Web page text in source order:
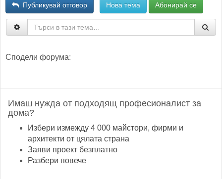
Публикувай отговор Нова тема Абонирай се
Сподели форума:
Имаш нужда от подходящ професионалист за
дома?
Избери измежду 4 000 майстори, фирми и
архитекти от цялата страна
Заяви проект безплатно
Разбери повече